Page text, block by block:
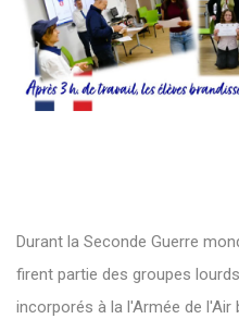
Durant la Seconde Guerre
firent partie des groupes
incorporés à la l'Armée de l'Air